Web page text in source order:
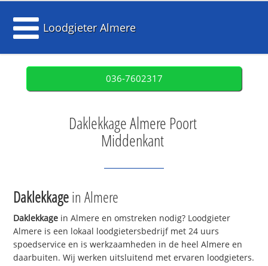
Loodgieter Almere
036-7602317
Daklekkage Almere Poort
Middenkant
Daklekkagein Almere
Daklekkage in Almere en omstreken nodig? Loodgieter
Almere is een lokaal loodgietersbedrijf met 24 uurs
spoedservice en is werkzaamheden in de heel Almere en
daarbuiten. Wij werken uitsluitend met ervaren loodgieters.